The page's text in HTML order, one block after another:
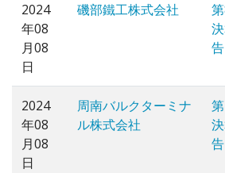
2024
年08
月08
日
磯部鐵工株式会社
告
2024
年08
月08
日
周南バルクターミナ
ル株式会社
告